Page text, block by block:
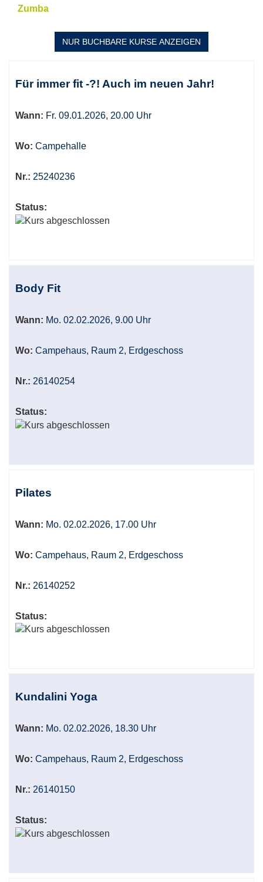
Zumba
NUR BUCHBARE KURSE ANZEIGEN
Tabellenüberschriften
werden.
Für immer fit -?! Auch im neuen Jahr!
Wann: Fr. 09.01.2026, 20.00 Uhr
Wo: Campehalle
Nr.: 25240236
Status:
Body Fit
Wann: Mo. 02.02.2026, 9.00 Uhr
Wo: Campehaus, Raum 2, Erdgeschoss
Nr.: 26140254
Status:
Pilates
Wann: Mo. 02.02.2026, 17.00 Uhr
Wo: Campehaus, Raum 2, Erdgeschoss
Nr.: 26140252
Status:
Kundalini Yoga
Wann: Mo. 02.02.2026, 18.30 Uhr
Wo: Campehaus, Raum 2, Erdgeschoss
Nr.: 26140150
Status: